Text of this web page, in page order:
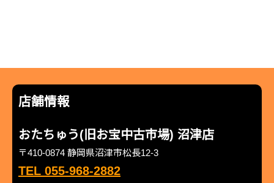
店舗情報
おたちゅう(旧お宝中古市場) 沼津店
〒410-0874 静岡県沼津市松長12-3
TEL 055-968-2882